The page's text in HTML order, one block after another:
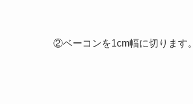
②ベーコンを1cm幅に切ります。